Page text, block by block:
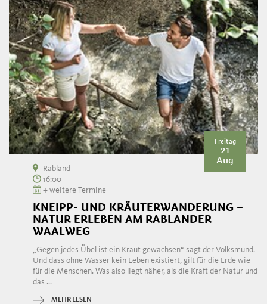
Freitag
21
Aug
Rabland
16:00
+ weitere Termine
KNEIPP- UND KRÄUTERWANDERUNG –
NATUR ERLEBEN AM RABLANDER
WAALWEG
„Gegen jedes Übel ist ein Kraut gewachsen“ sagt der Volksmund.
Und dass ohne Wasser kein Leben existiert, gilt für die Erde wie
für die Menschen. Was also liegt näher, als die Kraft der Natur und
das ...
MEHR LESEN